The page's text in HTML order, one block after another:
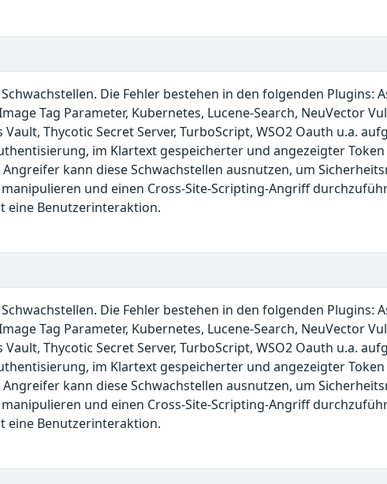
Die Fehler bestehen in den folgenden Plugins:
Tag Parameter, Kubernetes, Lucene-Search, NeuVector
Thycotic Secret Server, TurboScript, WSO2 Oauth u.a.
im Klartext gespeicherter und angezeigter Token
kann diese Schwachstellen ausnutzen, um
und einen Cross-Site-Scripting-Angriff
eine Benutzerinteraktion.
Die Fehler bestehen in den folgenden Plugins:
Tag Parameter, Kubernetes, Lucene-Search, NeuVector
Thycotic Secret Server, TurboScript, WSO2 Oauth u.a.
im Klartext gespeicherter und angezeigter Token
kann diese Schwachstellen ausnutzen, um
und einen Cross-Site-Scripting-Angriff
eine Benutzerinteraktion.